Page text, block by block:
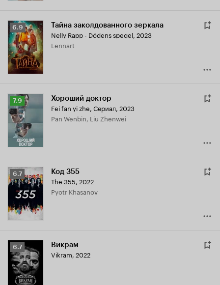
Рейтинг
Кинопоиска
6.9
6.9 Тайна заколдованного зеркала
Nelly Rapp - Dödens spegel, 2023
Lennart
Рейтинг
Кинопоиска
7.9
7.9 Хороший доктор
Fei fan yi zhe, Сериал, 2023
Pan Wenbin, Liu Zhenwei
Рейтинг
Кинопоиска
6.7
6.7 Код 355
The 355, 2022
Pyotr Khasanov
Рейтинг
Кинопоиска
6.7
6.7 Викрам
Vikram, 2022